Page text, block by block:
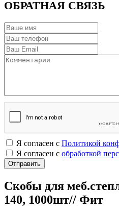
ОБРАТНАЯ СВЯЗЬ
Я согласен с Политикой
Я согласен с обработкой
Скобы для
140, 1000шт// Фит